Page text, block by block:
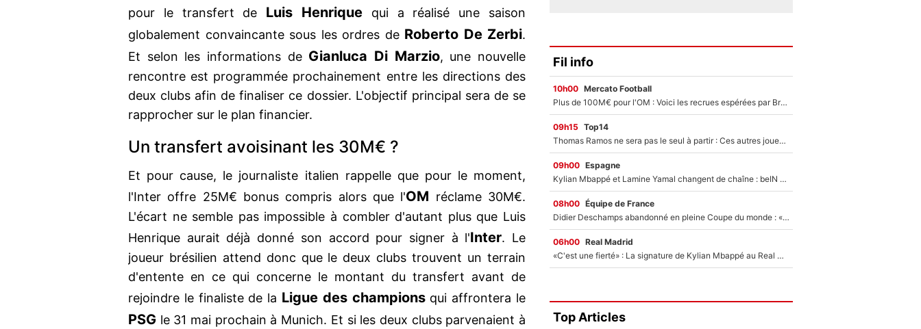
pour le transfert de Luis Henrique qui a réalisé une saison
globalement convaincante sous les ordres de Roberto De Zerbi.
Et selon les informations de Gianluca Di Marzio, une nouvelle
rencontre est programmée prochainement entre les directions des
deux clubs afin de finaliser ce dossier. L'objectif principal sera de se
rapprocher sur le plan financier.
Un transfert avoisinant les 30M€ ?
Et pour cause, le journaliste italien rappelle que pour le moment,
l'Inter offre 25M€ bonus compris alors que l'OM réclame 30M€.
L'écart ne semble pas impossible à combler d'autant plus que Luis
Henrique aurait déjà donné son accord pour signer à l'Inter. Le
joueur brésilien attend donc que le deux clubs trouvent un terrain
d'entente en ce qui concerne le montant du transfert avant de
rejoindre le finaliste de la Ligue des champions qui affrontera le
PSG le 31 mai prochain à Munich. Et si les deux clubs parvenaient à
Fil info
10h00 Mercato Football
Plus de 100M€ pour l'OM : Voici les recrues espérées par Bruno Genesio et Grégory Lorenzi après l’opération dégraissage
09h15 Top14
Thomas Ramos ne sera pas le seul à partir : Ces autres joueurs du XV de France pourraient aussi quitter le Stade Toulousain, un club de Top 14 est déjà sur les rangs
09h00 Espagne
Kylian Mbappé et Lamine Yamal changent de chaîne : beIN SPORTS ne digère pas cette décision historique et prédit un fiasco pour la Liga
08h00 Équipe de France
Didier Deschamps abandonné en pleine Coupe du monde : «La FFF était déjà passée à Zinedine Zidane»
06h00 Real Madrid
«C'est une fierté» : La signature de Kylian Mbappé au Real Madrid continue de régaler l'Espagne
Top Articles